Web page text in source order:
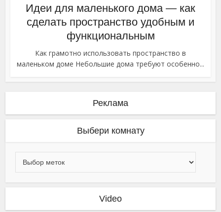
Идеи для маленького дома — как
сделать пространство удобным и
функциональным
Как грамотно использовать пространство в
маленьком доме Небольшие дома требуют особенно...
Реклама
Выбери комнату
Video